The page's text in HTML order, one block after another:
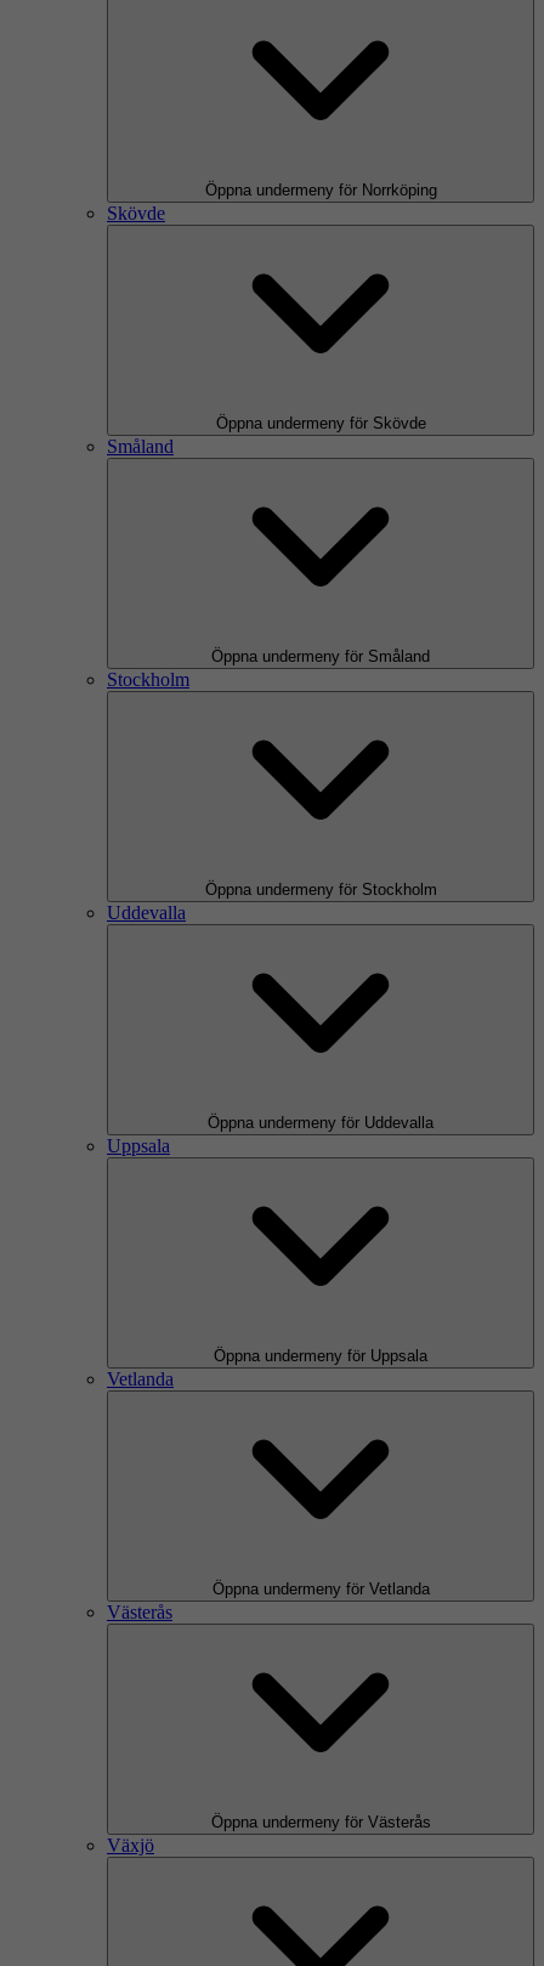
Öppna undermeny för Norrköping
Skövde
Öppna undermeny för Skövde
Småland
Öppna undermeny för Småland
Stockholm
Öppna undermeny för Stockholm
Uddevalla
Öppna undermeny för Uddevalla
Uppsala
Öppna undermeny för Uppsala
Vetlanda
Öppna undermeny för Vetlanda
Västerås
Öppna undermeny för Västerås
Växjö